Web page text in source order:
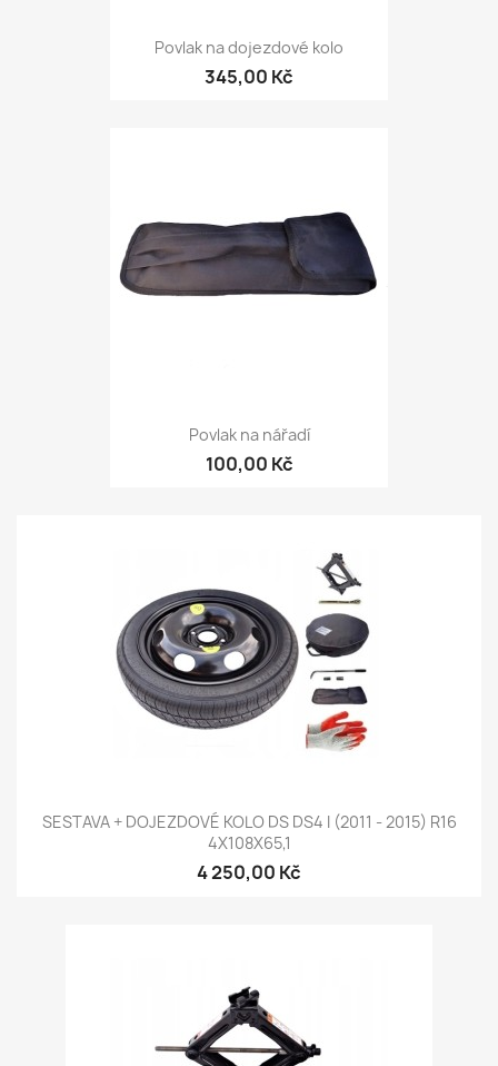
Povlak na dojezdové kolo
345,00 Kč
Povlak na nářadí
100,00 Kč
SESTAVA + DOJEZDOVÉ KOLO DS DS4 I (2011 - 2015) R16
4X108X65,1
4 250,00 Kč